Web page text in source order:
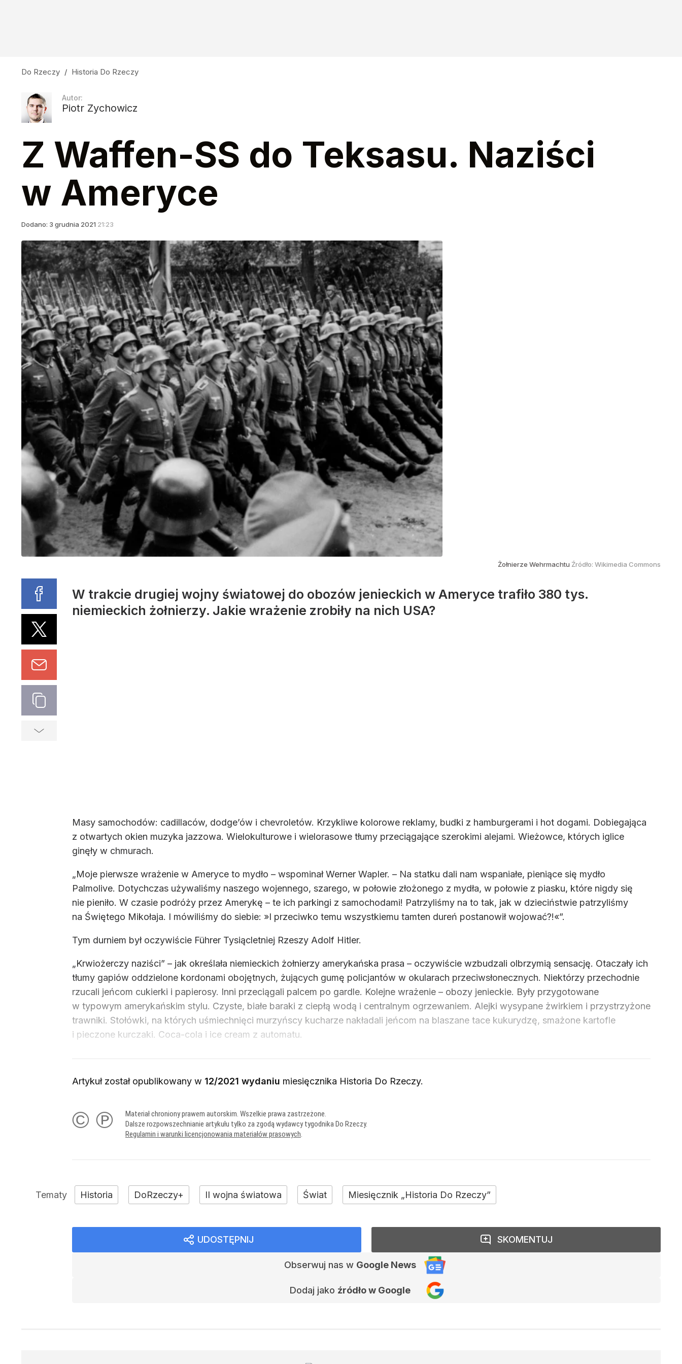
Do Rzeczy / Historia Do Rzeczy
Autor:
Piotr Zychowicz
Z Waffen-SS do Teksasu. Naziści
w Ameryce
Dodano: 3 grudnia 2021 21:23
Żołnierze Wehrmachtu Źródło: Wikimedia Commons
W trakcie drugiej wojny światowej do obozów jenieckich w Ameryce trafiło 380 tys.
niemieckich żołnierzy. Jakie wrażenie zrobiły na nich USA?
Masy samochodów: cadillaców, dodge’ów i chevroletów. Krzykliwe kolorowe reklamy, budki z hamburgerami i hot dogami. Dobiegająca
z otwartych okien muzyka jazzowa. Wielokulturowe i wielorasowe tłumy przeciągające szerokimi alejami. Wieżowce, których iglice
ginęły w chmurach.
„Moje pierwsze wrażenie w Ameryce to mydło – wspominał Werner Wapler. – Na statku dali nam wspaniałe, pieniące się mydło
Palmolive. Dotychczas używaliśmy naszego wojennego, szarego, w połowie złożonego z mydła, w połowie z piasku, które nigdy się
nie pieniło. W czasie podróży przez Amerykę – te ich parkingi z samochodami! Patrzyliśmy na to tak, jak w dzieciństwie patrzyliśmy
na Świętego Mikołaja. I mówiliśmy do siebie: »I przeciwko temu wszystkiemu tamten dureń postanowił wojować?!«”.
Tym durniem był oczywiście Führer Tysiącletniej Rzeszy Adolf Hitler.
„Krwiożerczy naziści” – jak określała niemieckich żołnierzy amerykańska prasa – oczywiście wzbudzali olbrzymią sensację. Otaczały ich
tłumy gapiów oddzielone kordonami obojętnych, żujących gumę policjantów w okularach przeciwsłonecznych. Niektórzy przechodnie
rzucali jeńcom cukierki i papierosy. Inni przeciągali palcem po gardle. Kolejne wrażenie – obozy jenieckie. Były przygotowane
w typowym amerykańskim stylu. Czyste, białe baraki z ciepłą wodą i centralnym ogrzewaniem. Alejki wysypane żwirkiem i przystrzyżone
trawniki. Stołówki, na których uśmiechnięci murzyńscy kucharze nakładali jeńcom na blaszane tace kukurydzę, smażone kartofle
i pieczone kurczaki. Coca-cola i ice cream z automatu.
Artykuł został opublikowany w 12/2021 wydaniu miesięcznika Historia Do Rzeczy.
© ℗
Materiał chroniony prawem autorskim. Wszelkie prawa zastrzeżone.
Dalsze rozpowszechnianie artykułu tylko za zgodą wydawcy tygodnika Do Rzeczy.
Regulamin i warunki licencjonowania materiałów prasowych.
Historia DoRzeczy+ II wojna światowa Świat Miesięcznik „Historia Do Rzeczy”
UDOSTĘPNIJ
Obserwuj nas w Google News
Dodaj jako źródło w Google
SKOMENTUJ